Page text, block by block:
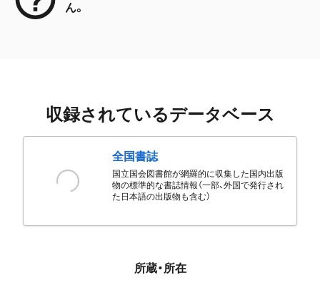
ん。
収録されているデータベース
全国書誌
国立国会図書館が網羅的に収集した国内出版
物の標準的な書誌情報（一部、外国で発行され
た日本語の出版物も含む）
所蔵・所在